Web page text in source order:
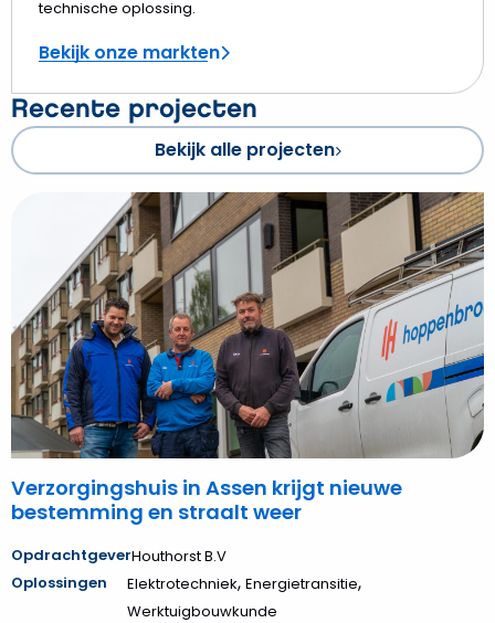
technische oplossing.
Bekijk onze markten
Recente projecten
Bekijk alle projecten
Verzorgingshuis
Assen
krijgt
nieuwe
bestemming
en
straalt
weer
Verzorgingshuis in Assen krijgt nieuwe
bestemming en straalt weer
OpdrachtgeverHouthorst B.V
Oplossingen
Elektrotechniek, Energietransitie,
Werktuigbouwkunde